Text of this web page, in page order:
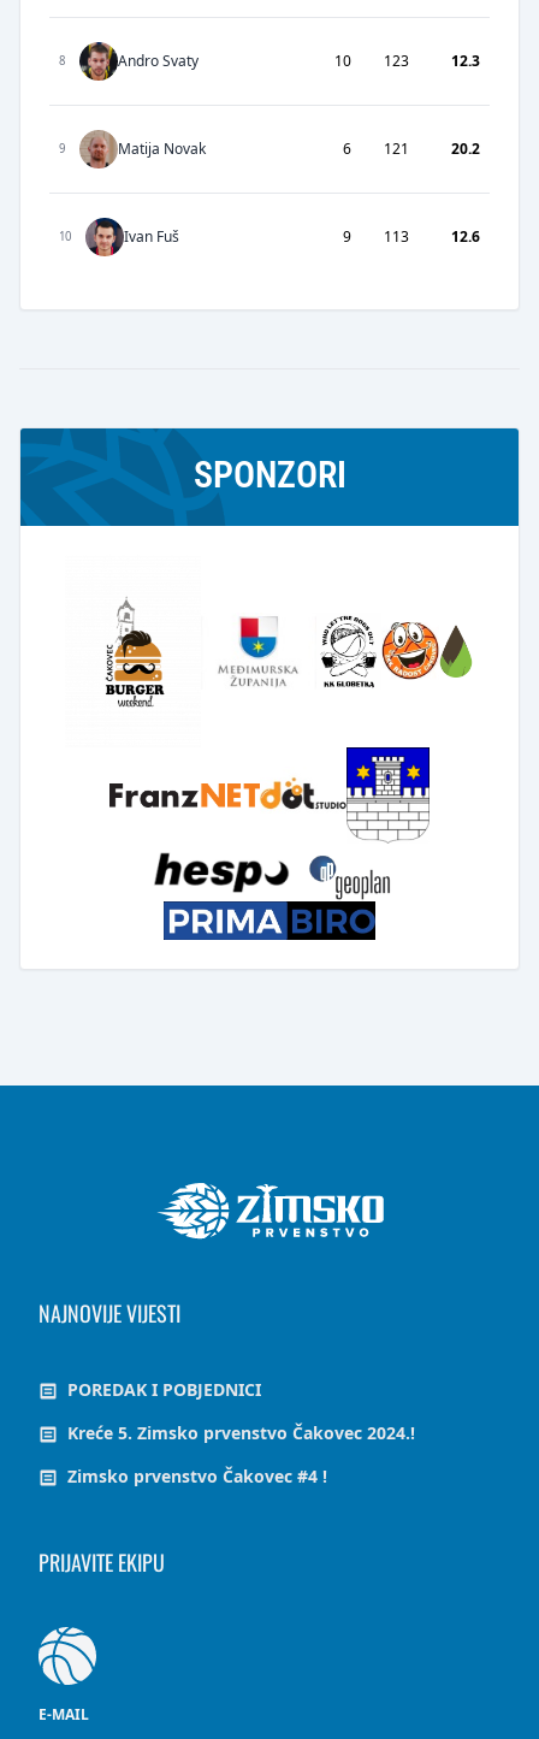
8 Andro Svaty 10 123 12.3
9 Matija Novak 6 121 20.2
10 Ivan Fuš 9 113 12.6
SPONZORI
NAJNOVIJE VIJESTI
POREDAK I POBJEDNICI
Kreće 5. Zimsko prvenstvo Čakovec 2024.!
Zimsko prvenstvo Čakovec #4 !
PRIJAVITE EKIPU
E-MAIL